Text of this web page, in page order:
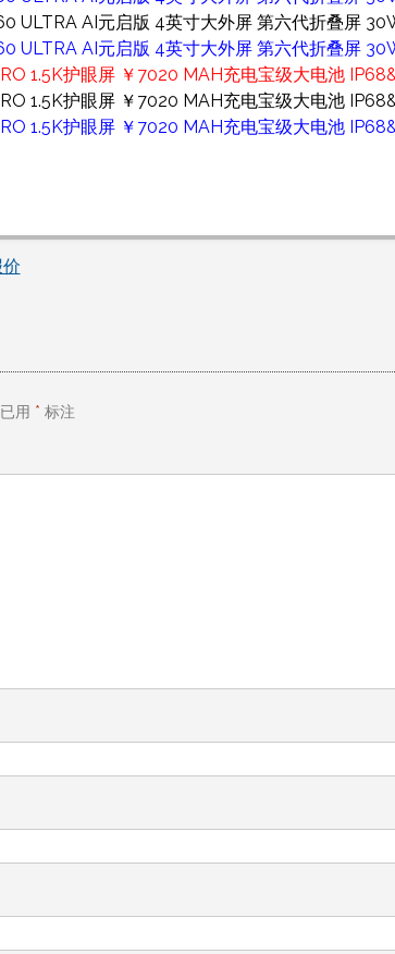
ULTRA AI元启版 4英寸大外屏 第六代折叠屏
ULTRA AI元启版 4英寸大外屏 第六代折叠屏
1.5K护眼屏 ￥7020 MAH充电宝级大电池
1.5K护眼屏 ￥7020 MAH充电宝级大电池
1.5K护眼屏 ￥7020 MAH充电宝级大电池
用 * 标注